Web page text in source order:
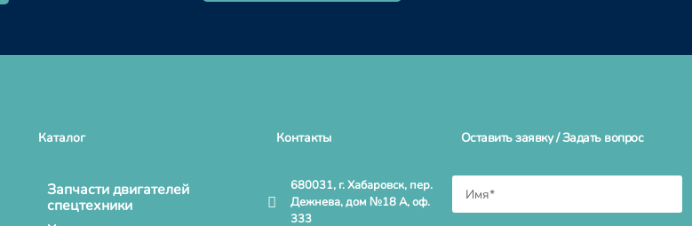
Каталог
Запчасти двигателей
спецтехники
Контакты
680031, г. Хабаровск, пер.
Дежнева, дом №18 А, оф.
333
Оставить заявку / Задать вопрос